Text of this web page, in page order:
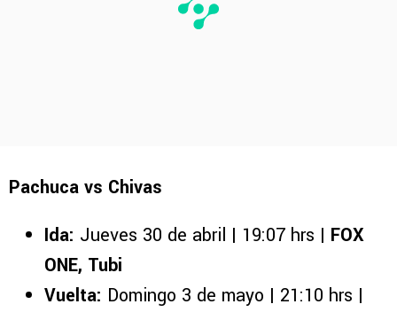
Pachuca vs Chivas
Ida: Jueves 30 de abril | 19:07 hrs | FOX
ONE, Tubi
Vuelta: Domingo 3 de mayo | 21:10 hrs |